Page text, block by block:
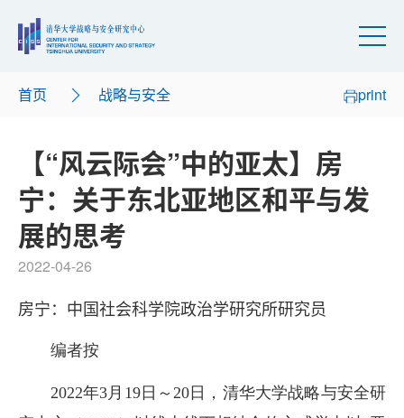
首页 战略与安全 print
【“风云际会”中的亚太】房
宁：关于东北亚地区和平与发
展的思考
2022-04-26
房宁：中国社会科学院政治学研究所研究员
编者按
2022年3月19日～20日，清华大学战略与安全研